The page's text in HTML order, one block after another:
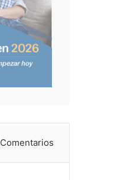
Comentarios